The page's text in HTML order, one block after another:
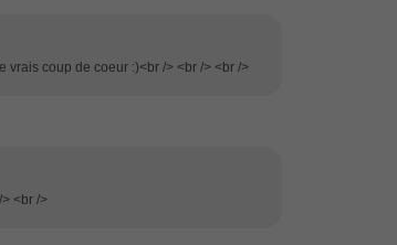
vrais coup de coeur :)<br /> <br /> <br />
<br />